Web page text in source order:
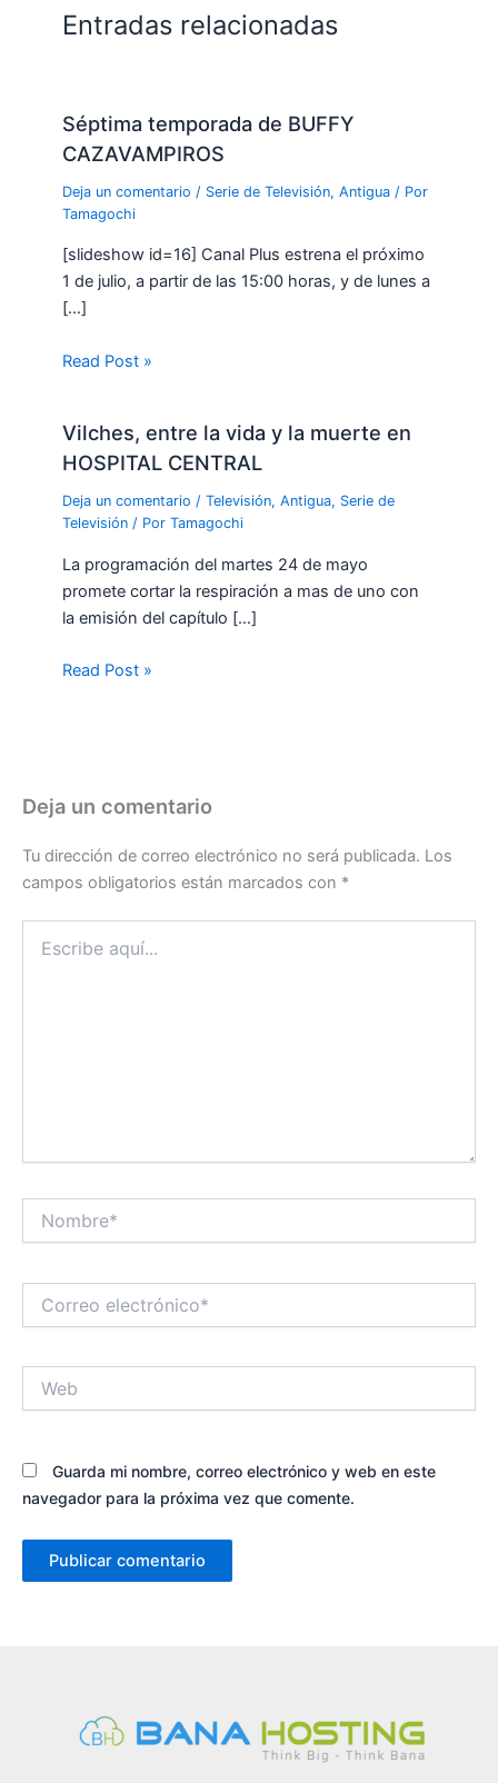
Entradas relacionadas
Séptima temporada de BUFFY
CAZAVAMPIROS
Deja un comentario / Serie de Televisión,Antigua / Por
Tamagochi
[slideshow id=16] Canal Plus estrena el próximo
1 de julio, a partir de las 15:00 horas, y de lunes a
[…]
Read Post »
Vilches, entre la vida y la muerte en
HOSPITAL CENTRAL
Deja un comentario /Televisión,Antigua, Serie de
Televisión / PorTamagochi
La programación del martes 24 de mayo
promete cortar la respiración a mas de uno con
la emisión del capítulo […]
Read Post »
Deja un comentario
Tu dirección de correo electrónico no será publicada. Los
campos obligatorios están marcados con *
aquí...
electrónico*
Guarda mi nombre, correo electrónico y web en este
navegador para la próxima vez que comente.